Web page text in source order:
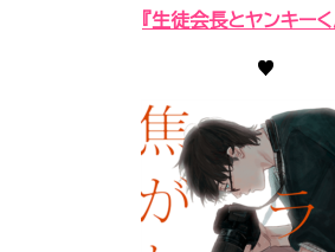
『生徒会長とヤンキー